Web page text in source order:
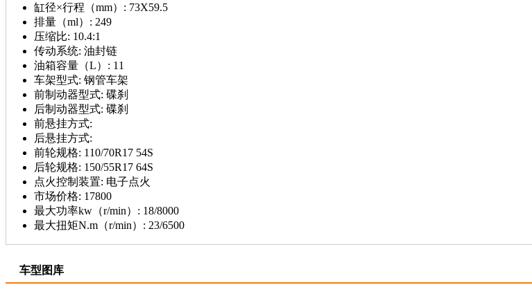
缸径×行程（mm）: 73X59.5
排量（ml）: 249
压缩比: 10.4:1
传动系统: 油封链
油箱容量（L）: 11
车架型式: 钢管车架
前制动器型式: 碟刹
后制动器型式: 碟刹
前悬挂方式:
后悬挂方式:
前轮规格: 110/70R17 54S
后轮规格: 150/55R17 64S
点火控制装置: 电子点火
市场价格: 17800
最大功率kw（r/min）: 18/8000
最大扭矩N.m（r/min）: 23/6500
车型图库